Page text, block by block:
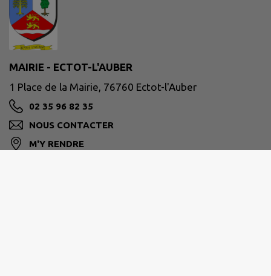
MAIRIE - ECTOT-L'AUBER
1 Place de la Mairie, 76760 Ectot-l'Auber
02 35 96 82 35
NOUS CONTACTER
M'Y RENDRE